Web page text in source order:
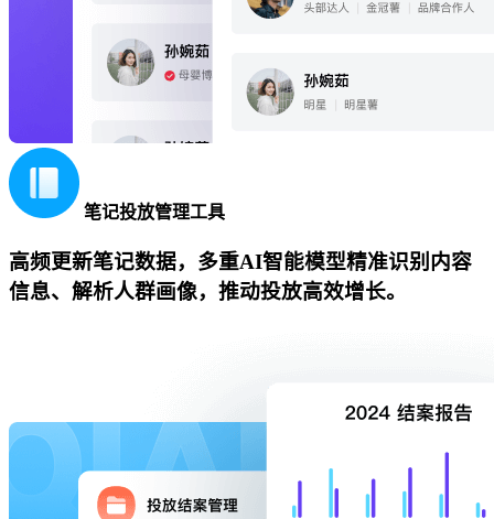
笔记投放管理工具
高频更新笔记数据，多重AI智能模型精准识别内容
信息、解析人群画像，推动投放高效增长。